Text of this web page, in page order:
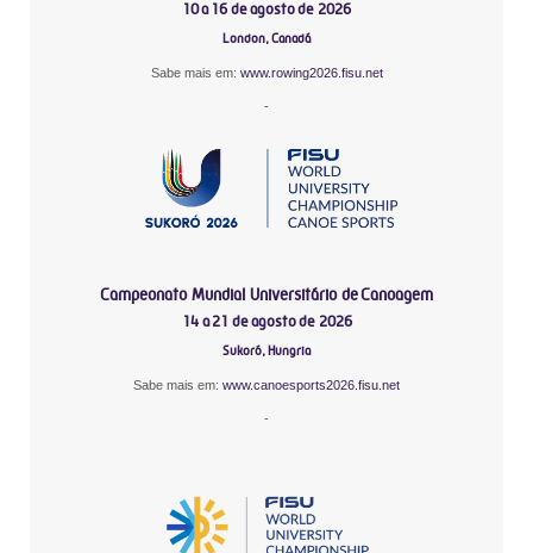
10 a 16 de agosto de 2026
London, Canadá
Sabe mais em: www.rowing2026.fisu.net
-
Campeonato Mundial Universitário de Canoagem
14 a 21 de agosto de 2026
Sukoró, Hungria
Sabe mais em: www.canoesports2026.fisu.net
-